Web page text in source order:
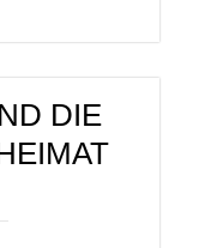
DIE